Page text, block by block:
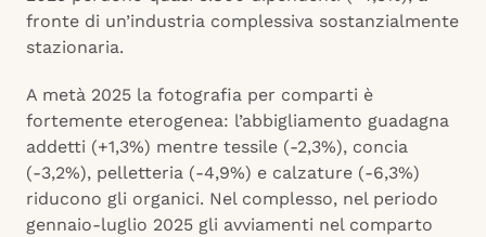
fronte di un’industria complessiva sostanzialmente
stazionaria.
A metà 2025 la fotografia per comparti è
fortemente eterogenea: l’abbigliamento guadagna
addetti (+1,3%) mentre tessile (-2,3%), concia
(-3,2%), pelletteria (-4,9%) e calzature (-6,3%)
riducono gli organici. Nel complesso, nel periodo
gennaio-luglio 2025 gli avviamenti nel comparto